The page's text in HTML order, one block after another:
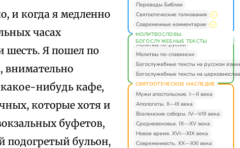
и когда я медленно
часах
шесть. Я пошел по
внимательно
нибудь кафе,
которые хотя и
буфетов,
подогретый бульон,
Переводы Библии
Святоотеческие толкования
Современные комментарии
МОЛИТВОСЛОВЫ.
БОГОСЛУЖЕБНЫЕ ТЕКСТЫ
Молитвы по-русски
Молитвы по-славянски
Богослужебные тексты на русском
Богослужебные тексты на
СВЯТООТЕЧЕСКОЕ НАСЛЕДИЕ
Мужи апостольские. I—II века
Апологеты. II—III века
Вселенские соборы. IV—VIII века
Средневековье. IX—XV века
Новое время. XVI—XIX века
Современность. XX—XXI века